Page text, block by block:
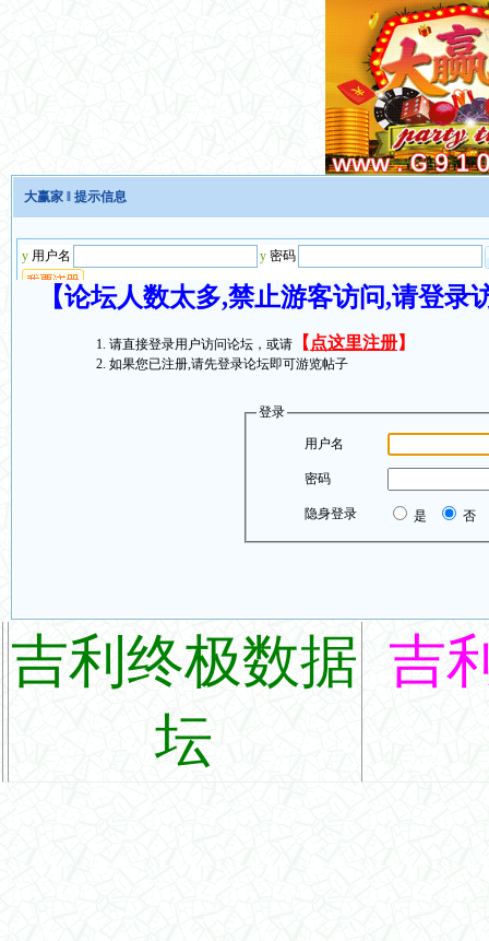
大赢家 ‖ 提示信息
【论坛人数太多,禁止游客访问,请登
请直接登录用户访问论坛，或请 【 点这里注册】
如果您已注册,请先登录论坛即可游览帖子
登录
用户名
密码
隐身登录 是 否
吉利终极数据
坛
吉